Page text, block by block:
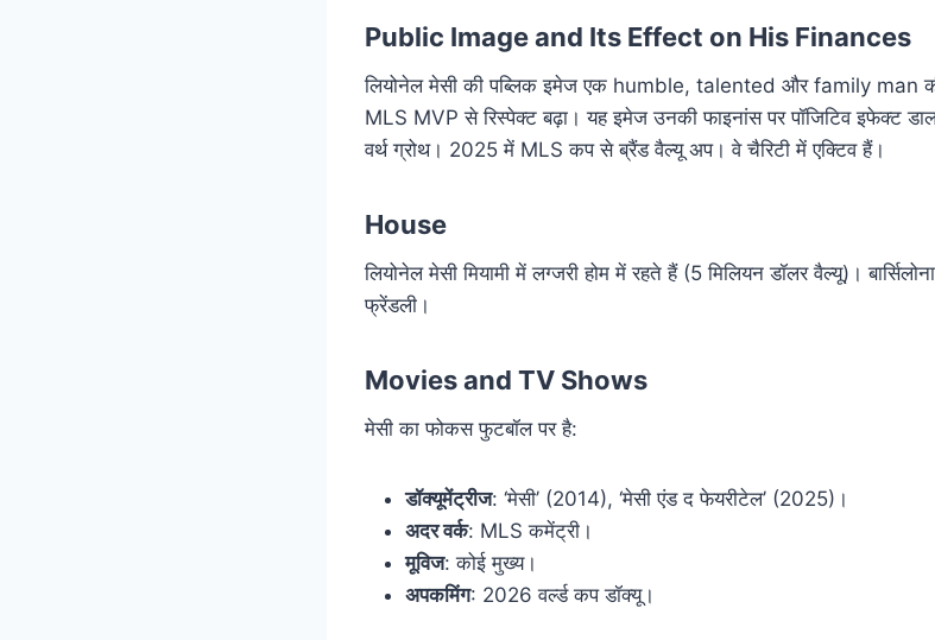
Public Image and Its Effect on His Finances
लियोनेल मेसी की पब्लिक इमेज एक humble, talented और family man की
MLS MVP से रिस्पेक्ट बढ़ा। यह इमेज उनकी फाइनांस पर पॉजिटिव इफेक्ट
वर्थ ग्रोथ। 2025 में MLS कप से ब्रैंड वैल्यू अप। वे चैरिटी में एक्टिव हैं।
House
लियोनेल मेसी मियामी में लग्जरी होम में रहते हैं (5 मिलियन डॉलर वैल्यू)।
फ्रेंडली।
Movies and TV Shows
मेसी का फोकस फुटबॉल पर है:
डॉक्यूमेंट्रीज: ‘मेसी’ (2014), ‘मेसी एंड द फेयरीटेल’ (2025)।
अदर वर्क: MLS कमेंट्री।
मूविज: कोई मुख्य।
अपकमिंग: 2026 वर्ल्ड कप डॉक्यू।